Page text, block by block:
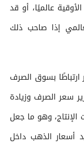
عالميًا، أو قد
إذا صاحب ذلك
بسوق الصرف
سعر الصرف وزيادة
الإنتاج، وهو ما جعل
أسعار الذهب داخل